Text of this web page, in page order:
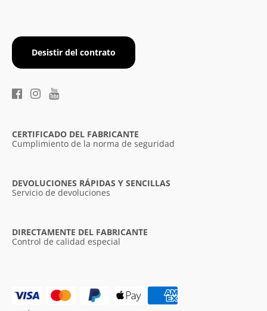
Desistir del contrato
CERTIFICADO DEL FABRICANTE
Cumplimiento de la norma de seguridad
DEVOLUCIONES RÁPIDAS Y SENCILLAS
Servicio de devoluciones
DIRECTAMENTE DEL FABRICANTE
Control de calidad especial